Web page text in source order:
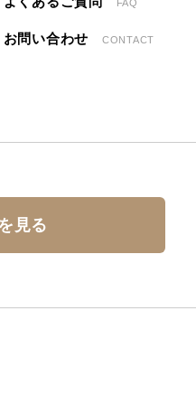
FAQ
お問い合わせ CONTACT
見る